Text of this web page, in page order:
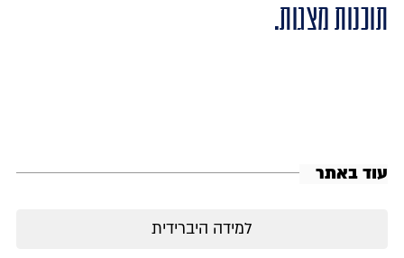
תוכנות מצגות.
עוד באתר
למידה היברידית